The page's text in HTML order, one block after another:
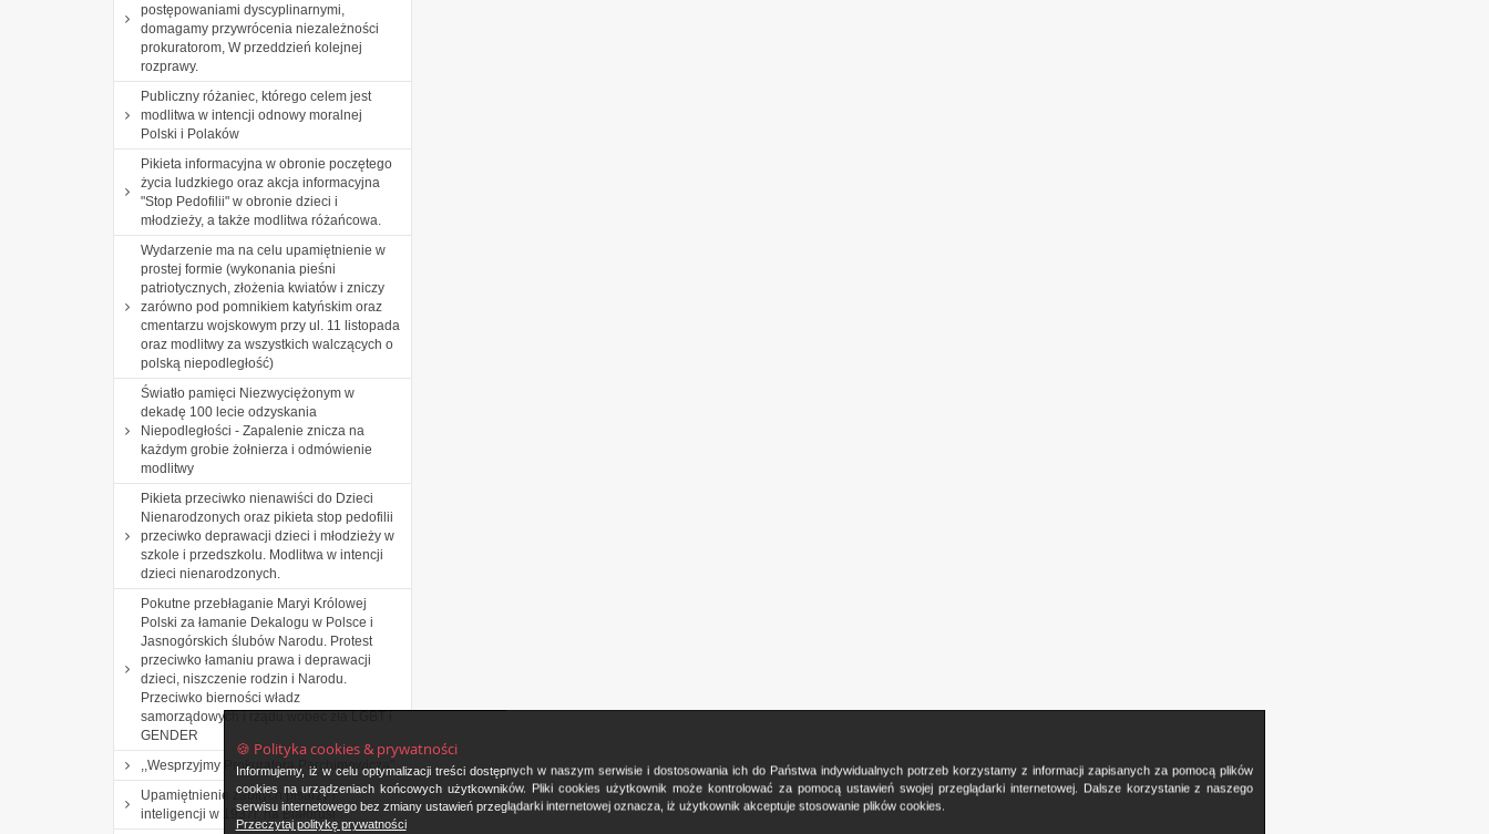
🍪 Polityka cookies & prywatności
Informujemy, iż w celu optymalizacji treści dostępnych w naszym serwisie i dostosowania ich do Państwa indywidualnych potrzeb korzystamy z informacji zapisanych za pomocą plików
cookies na urządzeniach końcowych użytkowników. Pliki cookies użytkownik może kontrolować za pomocą ustawień swojej przeglądarki internetowej. Dalsze korzystanie z naszego
serwisu internetowego bez zmiany ustawień przeglądarki internetowej oznacza, iż użytkownik akceptuje stosowanie plików cookies.
Przeczytaj politykę prywatności
postępowaniami dyscyplinarnymi,
domagamy przywrócenia niezależności
prokuratorom, W przeddzień kolejnej
rozprawy.
Publiczny różaniec, którego celem jest
modlitwa w intencji odnowy moralnej
Polski i Polaków
Pikieta informacyjna w obronie poczętego
życia ludzkiego oraz akcja informacyjna
"Stop Pedofilii" w obronie dzieci i
młodzieży, a także modlitwa różańcowa.
Wydarzenie ma na celu upamiętnienie w
prostej formie (wykonania pieśni
patriotycznych, złożenia kwiatów i zniczy
zarówno pod pomnikiem katyńskim oraz
cmentarzu wojskowym przy ul. 11 listopada
oraz modlitwy za wszystkich walczących o
polską niepodległość)
Światło pamięci Niezwyciężonym w
dekadę 100 lecie odzyskania
Niepodległości - Zapalenie znicza na
każdym grobie żołnierza i odmówienie
modlitwy
Pikieta przeciwko nienawiści do Dzieci
Nienarodzonych oraz pikieta stop pedofilii
przeciwko deprawacji dzieci i młodzieży w
szkole i przedszkolu. Modlitwa w intencji
dzieci nienarodzonych.
Pokutne przebłaganie Maryi Królowej
Polski za łamanie Dekalogu w Polsce i
Jasnogórskich ślubów Narodu. Protest
przeciwko łamaniu prawa i deprawacji
dzieci, niszczenie rodzin i Narodu.
Przeciwko bierności władz
samorządowych i rządu wobec zła LGBT i
GENDER
,,Wesprzyjmy Prokuratora Parchimowicza".
Upamiętnienie zabitych pisarzy i
inteligencji w 1937r. na Białorusi